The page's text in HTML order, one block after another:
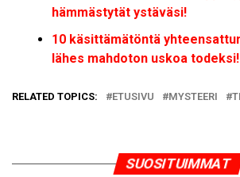
hämmästytät ystäväsi!
10 käsittämätöntä
lähes mahdoton uskoa todeksi!
RELATED TOPICS: ETUSIVU MYSTEERI
SUOSITUIMMAT